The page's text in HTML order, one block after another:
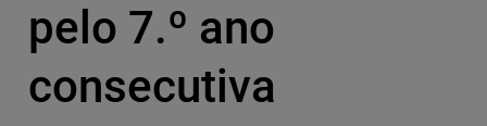
pelo 7.º ano
consecutiva